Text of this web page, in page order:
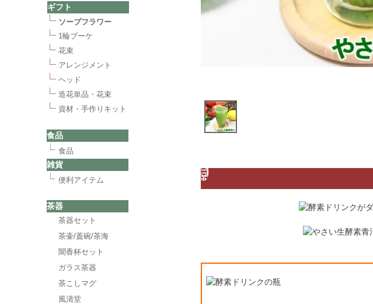
ギフト
ソープフラワー
1輪ブーケ
花束
アレンジメント
ヘッド
造花単品・花束
資材・手作りキット
食品
食品
雑貨
便利アイテム
茶器
茶器セット
茶壷/蓋碗/茶海
聞香杯セット
ガラス茶器
茶こしマグ
風清堂